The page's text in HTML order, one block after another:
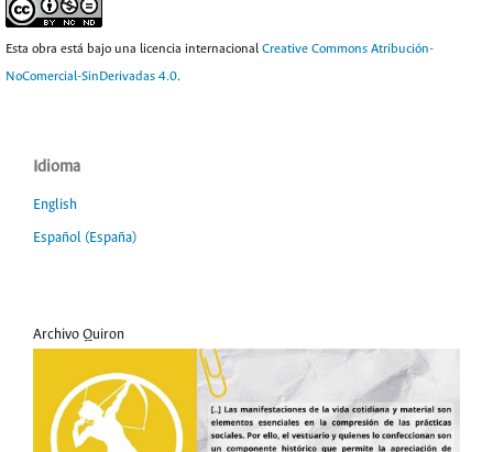
Esta obra está bajo una licencia internacional Creative Commons Atribución-
NoComercial-SinDerivadas 4.0.
Idioma
English
Español (España)
Archivo Quiron